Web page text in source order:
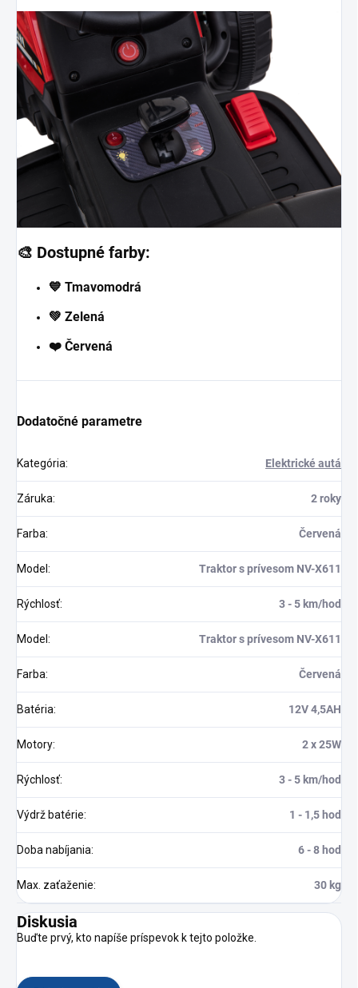
🎨 Dostupné farby:
💙 Tmavomodrá
💚 Zelená
❤️ Červená
Dodatočné parametre
Kategória: Elektrické autá
Záruka: 2 roky
Farba: Červená
Model : Traktor s prívesom NV-X611
Rýchlosť: 3 - 5 km/hod
Model : Traktor s prívesom NV-X611
Farba: Červená
Batéria: 12V 4,5AH
Motory: 2 x 25W
Rýchlosť: 3 - 5 km/hod
Výdrž batérie: 1 - 1,5 hod
Doba nabíjania: 6 - 8 hod
Max. zaťaženie: 30 kg
Diskusia
Buďte prvý, kto napíše príspevok k tejto položke.